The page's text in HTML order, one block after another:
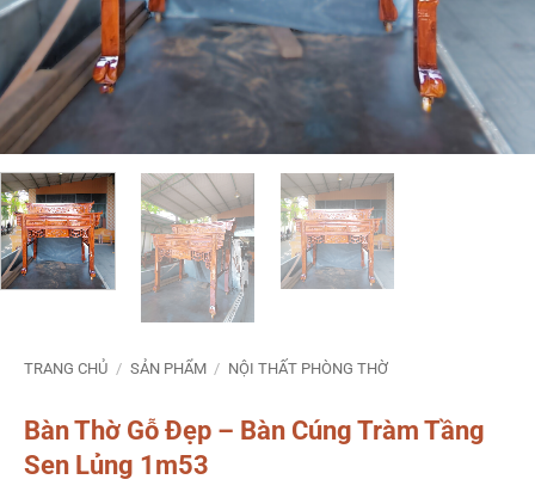
TRANG CHỦ / SẢN PHẨM / NỘI THẤT PHÒNG THỜ
Bàn Thờ Gỗ Đẹp – Bàn Cúng Tràm Tầng
Sen Lủng 1m53